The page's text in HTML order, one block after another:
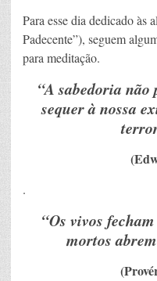
Para esse dia dedicado às
Padecente”), seguem
para meditação.
“A sabedoria
sequer à nossa
.
“Os vivos
mortos